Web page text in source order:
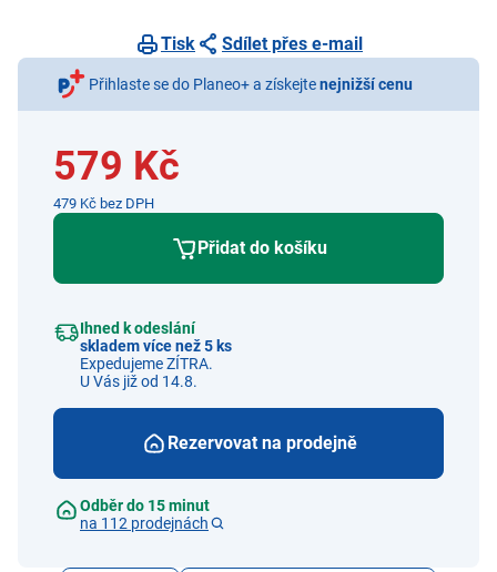
Tisk Sdílet přes e-mail
Přihlaste se do Planeo+ a získejtenejnižší cenu
579 Kč
479 Kč bez DPH
Přidat do košíku
Ihned k odeslání
skladem více než 5 ks
Expedujeme ZÍTRA.
U Vás již od 14.8.
Rezervovat na prodejně
Odběr do 15 minut
na 112 prodejnách